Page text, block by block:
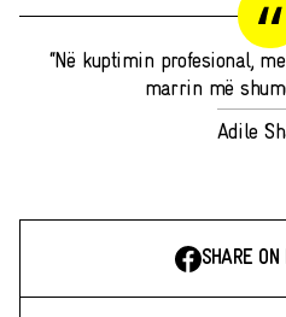
“Në kuptimin profesional,
marrin më
Adile
SHARE ON